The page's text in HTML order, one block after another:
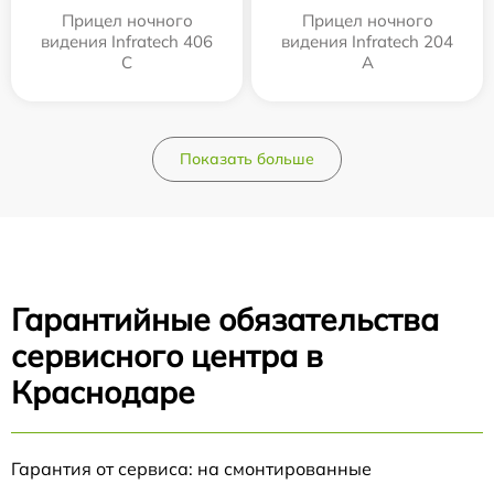
Прицел ночного
видения Infratech 406
С
Прицел ночного
видения Infratech 204
А
Показать больше
Гарантийные обязательства
сервисного центра в
Краснодаре
Гарантия от сервиса: на смонтированные